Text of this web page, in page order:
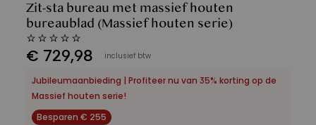
Zit-sta bureau met massief houten
bureaublad (Massief houten serie)
€ 729,98 inclusief btw
Jubileumaanbieding | Profiteer nu van 35% korting op de
Massief houten serie!
Besparen € 255